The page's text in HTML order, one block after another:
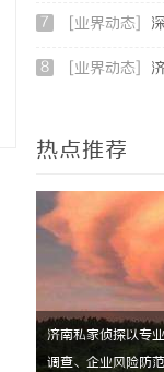
7 [业界动态] 深
8 [业界动态] 济
热点推荐
济南私家侦探以专
调查、企业风险防